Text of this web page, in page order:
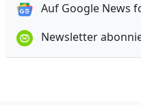
Auf Google News
Newsletter